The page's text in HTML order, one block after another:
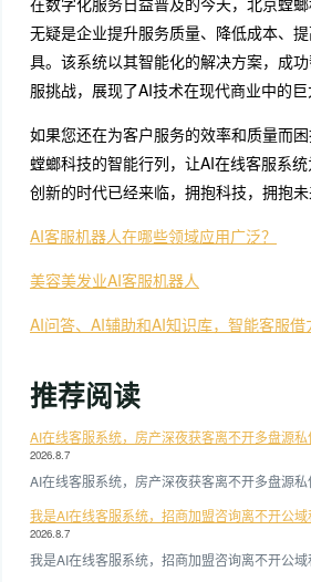
无疑是企业提升服务质量、降低成本、
具。该系统以其智能化的解决方案，成
服挑战，展现了AI技术在现代商业中的巨
如果您还在为客户服务的效率和质量而
螳螂科技的智能行列，让AI在线客服系统
创新的时代已经来临，拥抱科技，拥抱未
AI客服机器人在哪些领域应用广泛？
美容美发业AI客服机器人
AI问答、AI辅助和AI知识库，智能客服
推荐阅读
AI在线客服系统，房产深夜获客离不开多盘源
2026.8.7
AI在线客服系统，房产深夜获客离不开多盘源私
我是AI在线客服系统，招商加盟咨询离不开公
2026.8.7
我是AI在线客服系统，招商加盟咨询离不开公域